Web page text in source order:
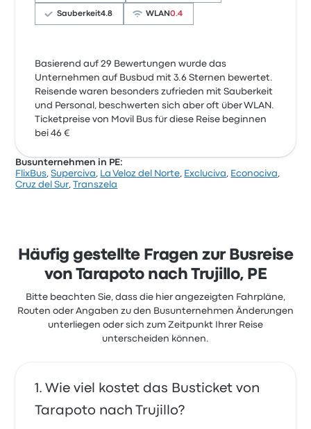
Sauberkeit4.8 WLAN0.4
Basierend auf 29 Bewertungen wurde das
Unternehmen auf Busbud mit 3.6 Sternen bewertet.
Reisende waren besonders zufrieden mit Sauberkeit
und Personal, beschwerten sich aber oft über WLAN.
Ticketpreise von Movil Bus für diese Reise beginnen
bei 46 €
Busunternehmen in PE:
FlixBus,Superciva, La Veloz del Norte, Excluciva, Econociva,
Cruz del Sur,Transzela
Häufig gestellte Fragen zur Busreise
von Tarapoto nach Trujillo, PE
Bitte beachten Sie, dass die hier angezeigten Fahrpläne,
Routen oder Angaben zu den Busunternehmen Änderungen
unterliegen oder sich zum Zeitpunkt Ihrer Reise
unterscheiden können.
Wie viel kostet das Busticket von
Tarapoto nach Trujillo?